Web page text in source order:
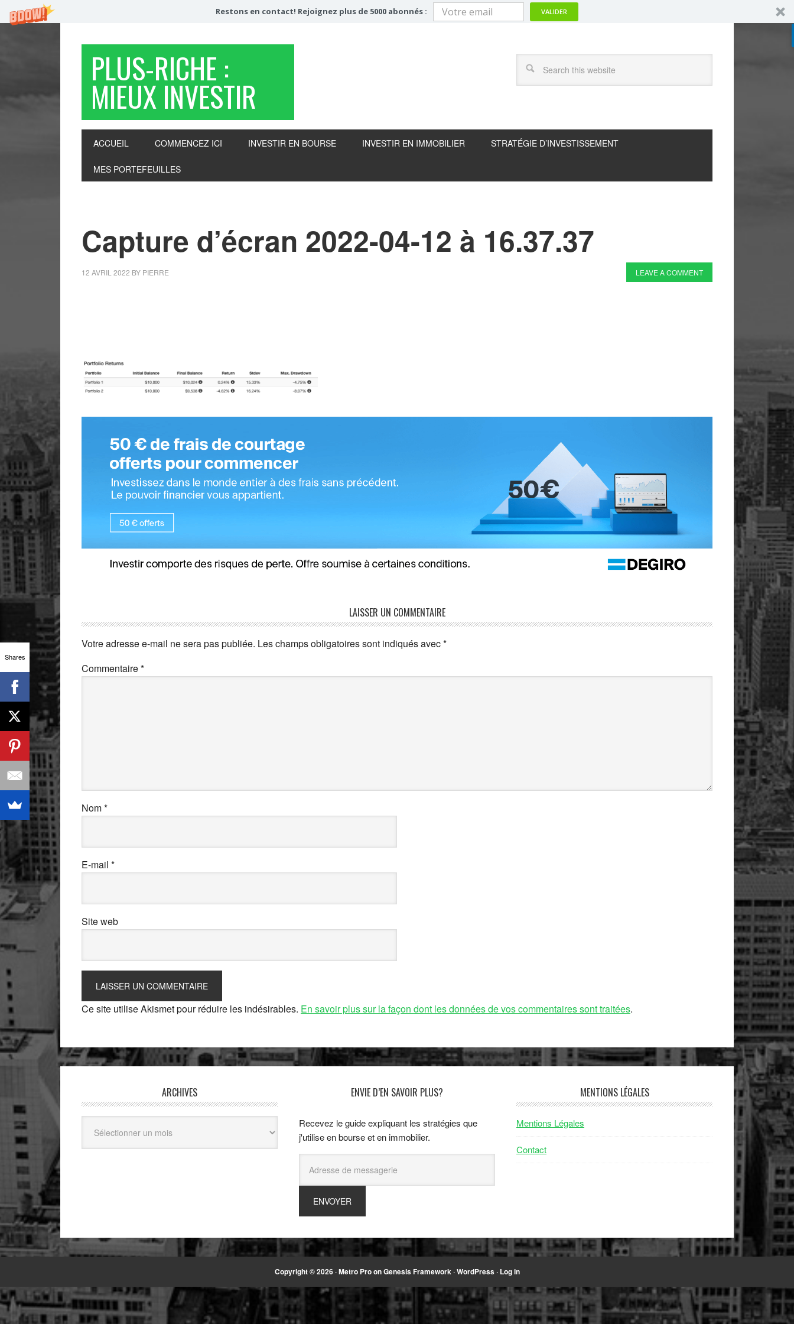
Restons en contact! Rejoignez plus de 5000 abonnés : VALIDER
PLUS-RICHE :
MIEUX INVESTIR
ACCUEIL COMMENCEZ ICI INVESTIR EN BOURSE INVESTIR EN IMMOBILIER STRATÉGIE D’INVESTISSEMENT
MES PORTEFEUILLES
Capture d’écran 2022-04-12 à 16.37.37
12 AVRIL 2022 BY PIERRE LEAVE A COMMENT
LAISSER UN COMMENTAIRE
Votre adresse e-mail ne sera pas publiée. Les champs obligatoires sont indiqués avec*
Commentaire*
Nom*
E-mail *
Site web
Ce site utilise Akismet pour réduire les indésirables. En savoir plus sur la façon dont les données de vos commentaires sont traitées.
ARCHIVES ENVIE D’EN SAVOIR PLUS?
Recevez le guide expliquant les stratégies que
j'utilise en bourse et en immobilier.
MENTIONS LÉGALES
Mentions Légales
Contact
Copyright © 2026 ·Metro ProonGenesis Framework·WordPress· Log in
Shares